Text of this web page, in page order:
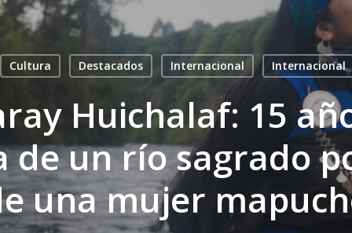
Cultura Destacados Internacional Internacional
Huichalaf: 15
de un río sagrado
una mujer